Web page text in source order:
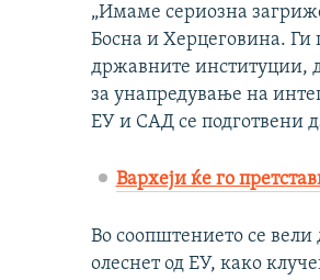
„Имаме сериозна
Босна и Херцеговина. Ги
државните институции,
за унапредување на
ЕУ и САД се подготвени
Вархеји ќе го
Во соопштението се вели
олеснет од ЕУ, како